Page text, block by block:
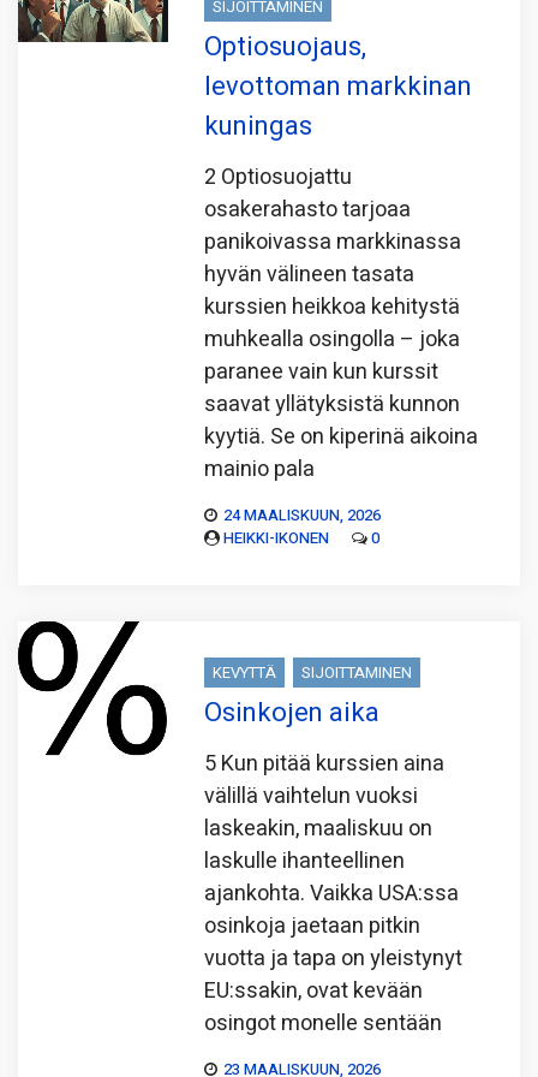
SIJOITTAMINEN
Optiosuojaus,
levottoman markkinan
kuningas
2 Optiosuojattu
osakerahasto tarjoaa
panikoivassa markkinassa
hyvän välineen tasata
kurssien heikkoa kehitystä
muhkealla osingolla – joka
paranee vain kun kurssit
saavat yllätyksistä kunnon
kyytiä. Se on kiperinä aikoina
mainio pala
24 MAALISKUUN, 2026
HEIKKI-IKONEN
0
KEVYTTÄ SIJOITTAMINEN
Osinkojen aika
5 Kun pitää kurssien aina
välillä vaihtelun vuoksi
laskeakin, maaliskuu on
laskulle ihanteellinen
ajankohta. Vaikka USA:ssa
osinkoja jaetaan pitkin
vuotta ja tapa on yleistynyt
EU:ssakin, ovat kevään
osingot monelle sentään
23 MAALISKUUN, 2026